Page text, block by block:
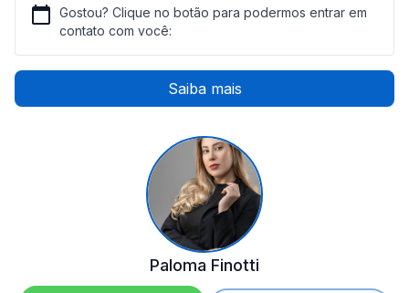
Gostou? Clique no botão para podermos entrar em
contato com você:
Saiba mais
Paloma Finotti